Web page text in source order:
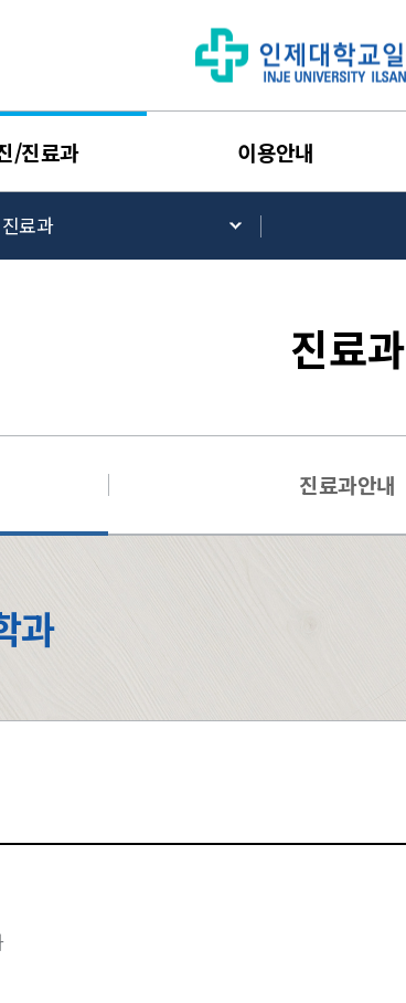
/진료과 이용안내
진료과
진료과
진료과안내
과